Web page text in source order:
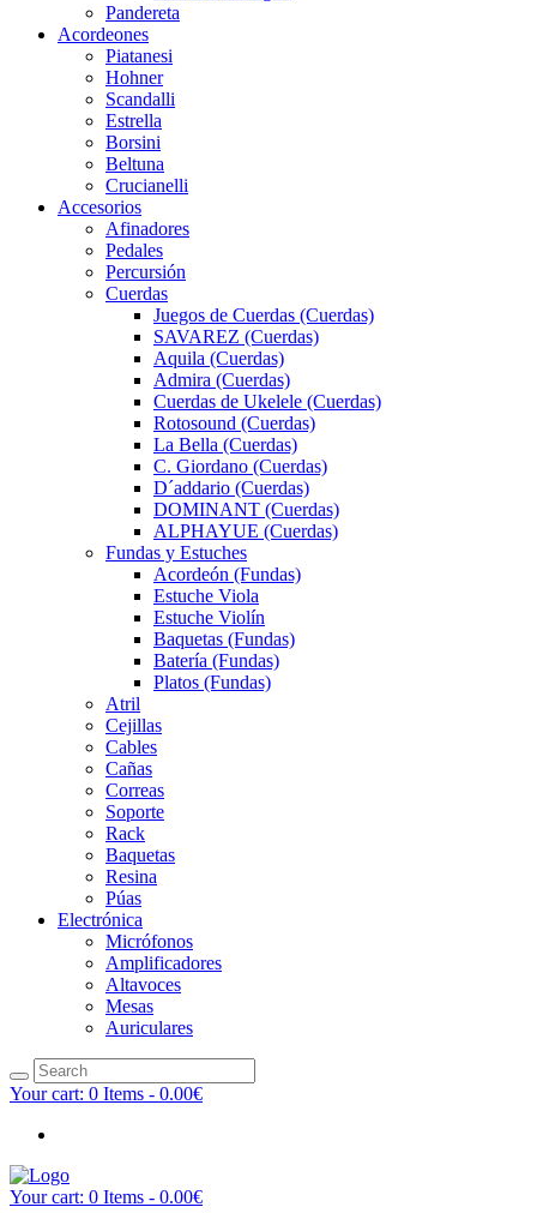
Pandereta
Acordeones
Piatanesi
Hohner
Scandalli
Estrella
Borsini
Beltuna
Crucianelli
Accesorios
Afinadores
Pedales
Percursión
Cuerdas
Juegos de Cuerdas (Cuerdas)
SAVAREZ (Cuerdas)
Aquila (Cuerdas)
Admira (Cuerdas)
Cuerdas de Ukelele (Cuerdas)
Rotosound (Cuerdas)
La Bella (Cuerdas)
C. Giordano (Cuerdas)
D´addario (Cuerdas)
DOMINANT (Cuerdas)
ALPHAYUE (Cuerdas)
Fundas y Estuches
Acordeón (Fundas)
Estuche Viola
Estuche Violín
Baquetas (Fundas)
Batería (Fundas)
Platos (Fundas)
Atril
Cejillas
Cables
Cañas
Correas
Soporte
Rack
Baquetas
Resina
Púas
Electrónica
Micrófonos
Amplificadores
Altavoces
Mesas
Auriculares
Your cart: 0 Items - 0.00€
Your cart: 0 Items - 0.00€